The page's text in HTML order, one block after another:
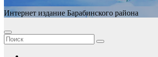
Интернет издание Барабинского района